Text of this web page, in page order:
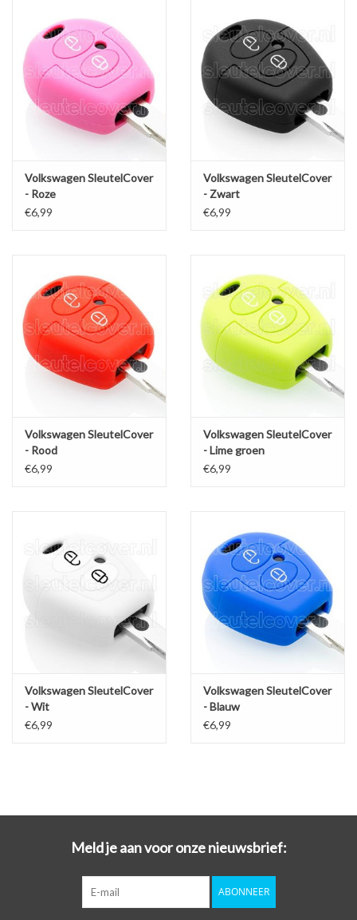
Volkswagen SleutelCover
- Roze
€6,99
Volkswagen SleutelCover
- Zwart
€6,99
Volkswagen SleutelCover
- Rood
€6,99
Volkswagen SleutelCover
- Lime groen
€6,99
Volkswagen SleutelCover
- Wit
€6,99
Volkswagen SleutelCover
- Blauw
€6,99
Meld je aan voor onze nieuwsbrief:
ABONNEER